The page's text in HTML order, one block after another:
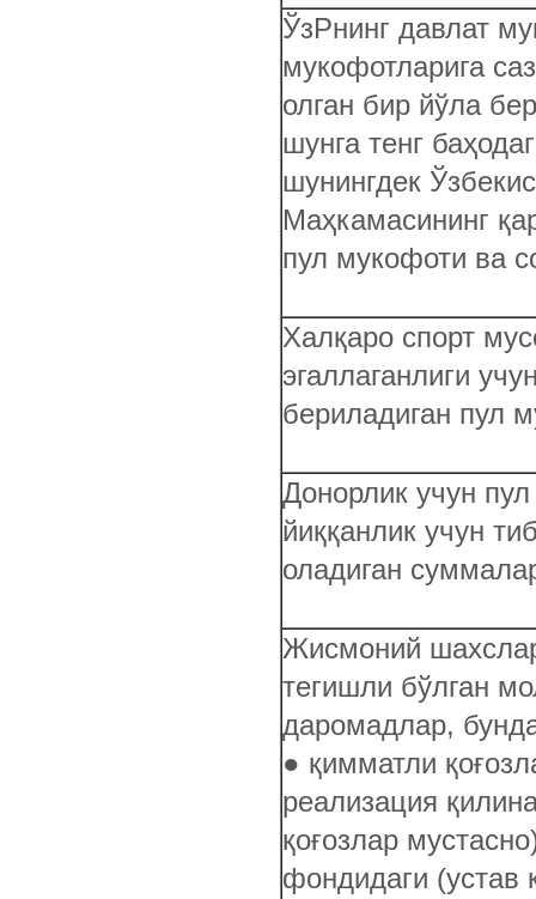
ЎзРнинг давлат
мукофотларига
олган бир йўла
шунга тенг
шунингдек
Маҳкамасининг
пул мукофоти ва
Халқаро спорт
эгаллаганлиги
бериладиган пул
Донорлик учун
йиққанлик учун
оладиган
Жисмоний
тегишли бўлган
даромадлар,
● қимматли
реализация
қоғозлар
фондидаги (устав